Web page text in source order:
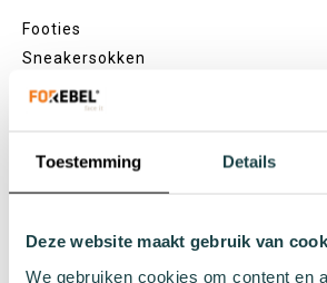
Toestemming Details
Deze website maakt gebruik van
We gebruiken cookies om content en
Footies
Sneakersokken
Quarter sokken
Normale sokken
Panty's
Veel kleurige sokken
Witte sokken